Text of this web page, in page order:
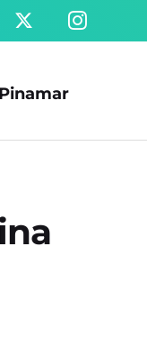
Pinamar